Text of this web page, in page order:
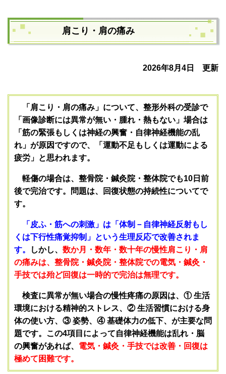
肩こり・肩の痛み
2026年8月4日 更新
「 肩こり・肩の痛み」について、整形外科の受診で
「画像診断には異常が無い・腫れ・熱もない」場合は
「筋の緊張もしくは神経の興奮・自律神経機能の乱
れ」が原因ですので、「運動不足もしくは運動による
疲労」と思われます。
軽傷の場合は、整骨院・鍼灸院・整体院でも10日前
後で完治です。問題は、回復状態の持続性についてで
す。
「皮ふ・筋への刺激」は「体制－自律神経反射もし
くは下行性痛覚抑制」という生理反応で改善されま
す。
しかし、 数か月・数年・数十年の慢性肩こり・肩
の痛みは、 整骨院・鍼灸院・整体院での電気・鍼灸・
手技では殆ど回復は一時的で完治は無理です。
検査に異常が無い場合の慢性疼痛の原因は、① 生活
環境における精神的ストレス、② 生活習慣における身
体の使い方、③ 姿勢、④ 基礎体力の低下、が主要な問
題です。この4項目によって自律神経機能は乱れ・脳
の興奮があれば、 電気・鍼灸・手技では改善・回復は
極めて困難です。